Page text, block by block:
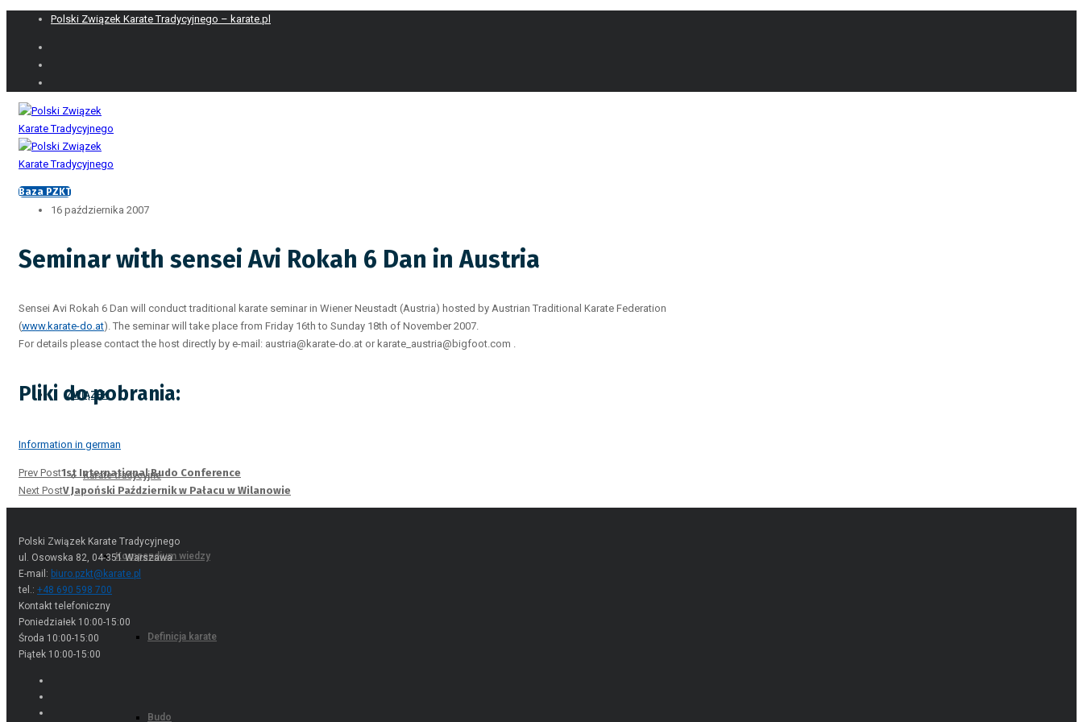
Polski Związek Karate Tradycyjnego – karate.pl
Baza PZKT
ZWIĄZEK
Karate tradycyjne
Kompendium wiedzy
Definicja karate
Budo
16 października 2007
Seminar with sensei Avi Rokah 6 Dan in Austria
Sensei Avi Rokah 6 Dan will conduct traditional karate seminar in Wiener Neustadt (Austria) hosted by Austrian Traditional Karate Federation
(www.karate-do.at). The seminar will take place from Friday 16th to Sunday 18th of November 2007.
For details please contact the host directly by e-mail: austria@karate-do.at or karate_austria@bigfoot.com .
Pliki do pobrania:
Information in german
Prev Post1st International Budo Conference
Next PostV Japoński Październik w Pałacu w Wilanowie
Polski Związek Karate Tradycyjnego
ul. Osowska 82, 04-351 Warszawa
E-mail: biuro.pzkt@karate.pl
tel.: +48 690 598 700
Kontakt telefoniczny
Poniedziałek 10:00-15:00
Środa 10:00-15:00
Piątek 10:00-15:00